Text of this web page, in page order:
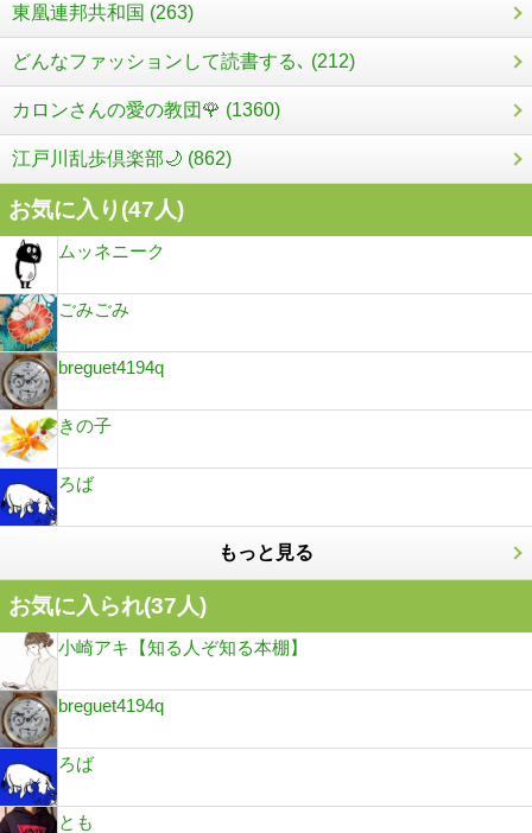
東凰連邦共和国 (263)
どんなファッションして読書する､ (212)
カロンさんの愛の教団🌹 (1360)
江戸川乱歩倶楽部🌙 (862)
お気に入り(47人)
ムッネニーク
ごみごみ
breguet4194q
きの子
ろば
もっと見る
お気に入られ(37人)
小崎アキ【知る人ぞ知る本棚】
breguet4194q
ろば
とも